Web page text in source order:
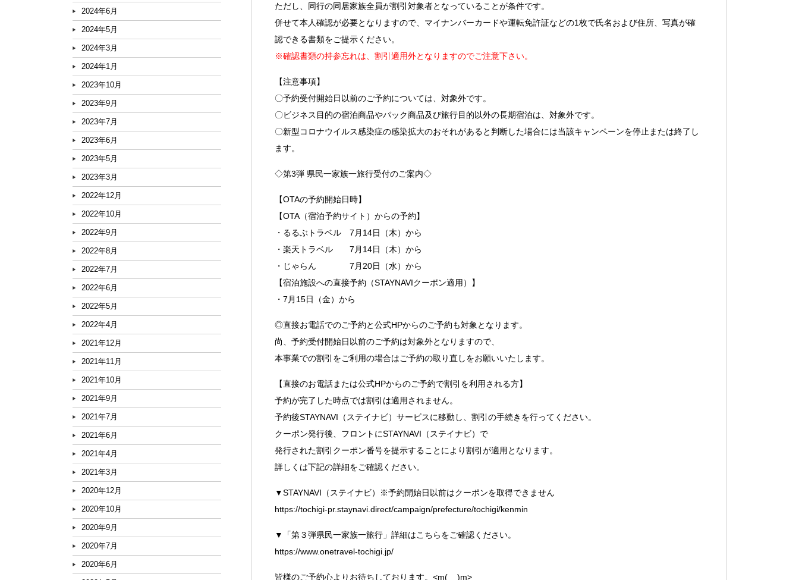
ただし、同行の同居家族全員が割引対象者となっていることが条件です。
併せて本人確認が必要となりますので、マイナンバーカードや運転免許証などの1枚で氏名および住所、写真が確
認できる書類をご提示ください。
※確認書類の持参忘れは、割引適用外となりますのでご注意下さい。
【注意事項】
〇予約受付開始日以前のご予約については、対象外です。
〇ビジネス目的の宿泊商品やパック商品及び旅行目的以外の長期宿泊は、対象外です。
〇新型コロナウイルス感染症の感染拡大のおそれがあると判断した場合には当該キャンペーンを停止または終了し
ます。
◇第3弾 県民一家族一旅行受付のご案内◇
【OTAの予約開始日時】
【OTA（宿泊予約サイト）からの予約】
・るるぶトラベル 7月14日（木）から
・楽天トラベル 7月14日（木）から
・じゃらん 7月20日（水）から
【宿泊施設への直接予約（STAYNAVIクーポン適用）】
・7月15日（金）から
◎直接お電話でのご予約と公式HPからのご予約も対象となります。
尚、予約受付開始日以前のご予約は対象外となりますので、
本事業での割引をご利用の場合はご予約の取り直しをお願いいたします。
【直接のお電話または公式HPからのご予約で割引を利用される方】
予約が完了した時点では割引は適用されません。
予約後STAYNAVI（ステイナビ）サービスに移動し、割引の手続きを行ってください。
クーポン発行後、フロントにSTAYNAVI（ステイナビ）で
発行された割引クーポン番号を提示することにより割引が適用となります。
詳しくは下記の詳細をご確認ください。
▼STAYNAVI（ステイナビ）※予約開始日以前はクーポンを取得できません
https://tochigi-pr.staynavi.direct/campaign/prefecture/tochigi/kenmin
▼「第３弾県民一家族一旅行」詳細はこちらをご確認ください。
https://www.onetravel-tochigi.jp/
皆様のご予約心よりお待ちしております。<m(__)m>
2024年6月
2024年5月
2024年3月
2024年1月
2023年10月
2023年9月
2023年7月
2023年6月
2023年5月
2023年3月
2022年12月
2022年10月
2022年9月
2022年8月
2022年7月
2022年6月
2022年5月
2022年4月
2021年12月
2021年11月
2021年10月
2021年9月
2021年7月
2021年6月
2021年4月
2021年3月
2020年12月
2020年10月
2020年9月
2020年7月
2020年6月